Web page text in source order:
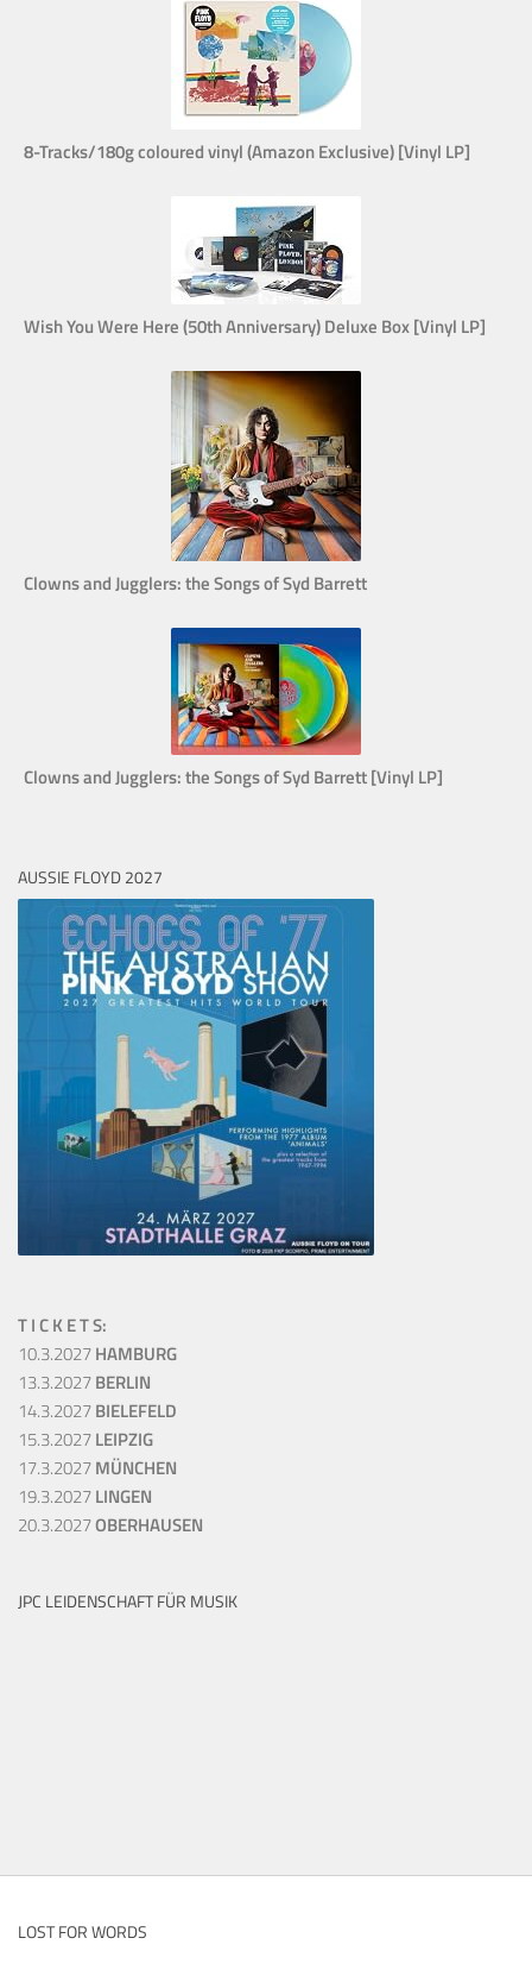
8-Tracks/180g coloured vinyl (Amazon Exclusive) [Vinyl LP]
Wish You Were Here (50th Anniversary) Deluxe Box [Vinyl LP]
Clowns and Jugglers: the Songs of Syd Barrett
Clowns and Jugglers: the Songs of Syd Barrett [Vinyl LP]
AUSSIE FLOYD 2027
T I C K E T S:
10.3.2027HAMBURG
13.3.2027BERLIN
14.3.2027BIELEFELD
15.3.2027LEIPZIG
17.3.2027MÜNCHEN
19.3.2027LINGEN
20.3.2027OBERHAUSEN
JPC LEIDENSCHAFT FÜR MUSIK
LOST FOR WORDS